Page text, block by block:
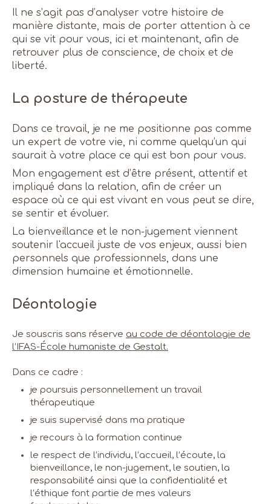
Il ne s’agit pas d’analyser votre histoire de
manière distante, mais de porter attention à ce
qui se vit pour vous, ici et maintenant, afin de
retrouver plus de conscience, de choix et de
liberté.
La posture de thérapeute
Dans ce travail, je ne me positionne pas comme
un expert de votre vie, ni comme quelqu’un qui
saurait à votre place ce qui est bon pour vous.
Mon engagement est d’être présent, attentif et
impliqué dans la relation, afin de créer un
espace où ce qui est vivant en vous peut se dire,
se sentir et évoluer.
La bienveillance et le non-jugement viennent
soutenir l'accueil juste de vos enjeux, aussi bien
personnels que professionnels, dans une
dimension humaine et émotionnelle.
Déontologie
Je souscris sans réserve au code de déontologie de
l’IFAS-École humaniste de Gestalt.
Dans ce cadre :
je poursuis personnellement un travail
thérapeutique
je suis supervisé dans ma pratique
je recours à la formation continue
le respect de l’individu, l’accueil, l’écoute, la
bienveillance, le non-jugement, le soutien, la
responsabilité ainsi que la confidentialité et
l’éthique font partie de mes valeurs